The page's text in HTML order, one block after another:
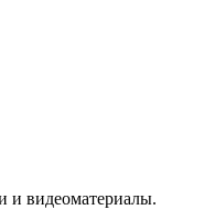
и видеоматериалы.